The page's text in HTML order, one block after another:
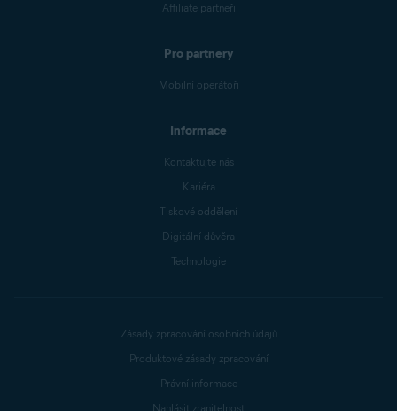
Affiliate partneři
Pro partnery
Mobilní operátoři
Informace
Kontaktujte nás
Kariéra
Tiskové oddělení
Digitální důvěra
Technologie
Zásady zpracování osobních údajů
Produktové zásady zpracování
Právní informace
Nahlásit zranitelnost